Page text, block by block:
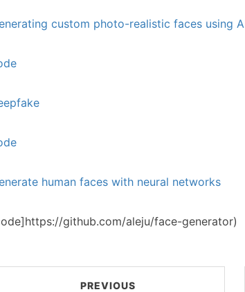
custom photo-realistic faces using
human faces with neural networks
github.com/aleju/face-generator)
PREVIOUS